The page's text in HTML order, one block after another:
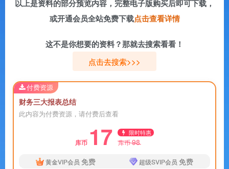
以上是资料的部分预览内容，完整电子版购买后即可下载，
或开通会员全站免费下载点击查看详情
这不是你想要的资料？那就去搜索看看！
点击去搜索>>>
财务三大报表总结
此内容为付费资源，请付费后查看
库币 17 限时特惠
库币98
黄金VIP会员 免费 超级SVIP会员 免费
付费资源